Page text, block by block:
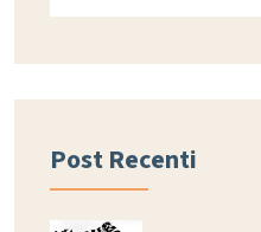
Post Recenti